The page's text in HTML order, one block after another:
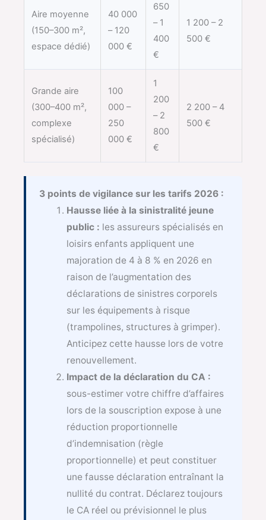
Aire moyenne
(150–300 m²,
espace dédié)
40 000
– 120
000 €
650
– 1
400
€
1 200 – 2
500 €
Grande aire
(300–400 m²,
complexe
spécialisé)
100
000 –
250
000 €
1
200
– 2
800
€
2 200 – 4
500 €
3 points de vigilance sur les tarifs 2026 :
Hausse liée à la sinistralité jeune
public : les assureurs spécialisés en
loisirs enfants appliquent une
majoration de 4 à 8 % en 2026 en
raison de l’augmentation des
déclarations de sinistres corporels
sur les équipements à risque
(trampolines, structures à grimper).
Anticipez cette hausse lors de votre
renouvellement.
Impact de la déclaration du CA :
sous-estimer votre chiffre d’affaires
lors de la souscription expose à une
réduction proportionnelle
d’indemnisation (règle
proportionnelle) et peut constituer
une fausse déclaration entraînant la
nullité du contrat. Déclarez toujours
le CA réel ou prévisionnel le plus